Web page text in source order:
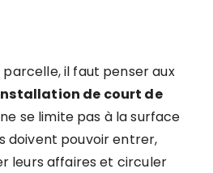
il faut penser aux
de court de
ne se limite pas à la surface
doivent pouvoir entrer,
leurs affaires et circuler